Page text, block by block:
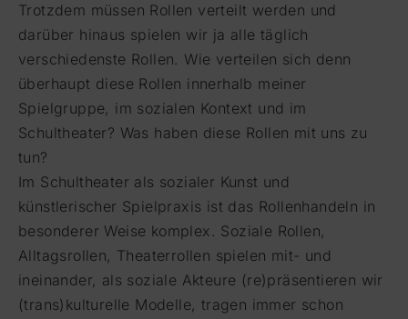
Trotzdem müssen Rollen verteilt werden und
darüber hinaus spielen wir ja alle täglich
verschiedenste Rollen. Wie verteilen sich denn
überhaupt diese Rollen innerhalb meiner
Spielgruppe, im sozialen Kontext und im
Schultheater? Was haben diese Rollen mit uns zu
tun?
Im Schultheater als sozialer Kunst und
künstlerischer Spielpraxis ist das Rollenhandeln in
besonderer Weise komplex. Soziale Rollen,
Alltagsrollen, Theaterrollen spielen mit- und
ineinander, als soziale Akteure (re)präsentieren wir
(trans)kulturelle Modelle, tragen immer schon